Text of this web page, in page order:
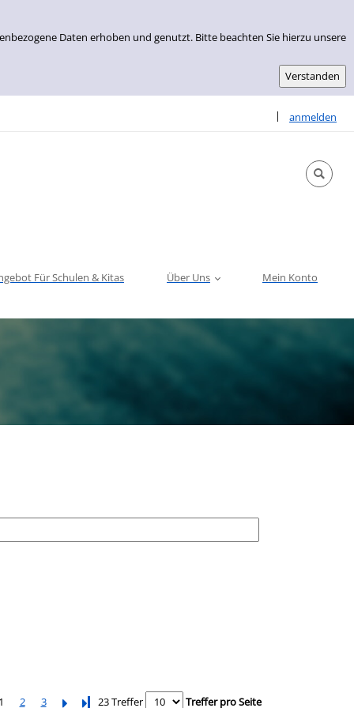
Daten erhoben und genutzt. Bitte beachten Sie hierzu unsere
| anmelden
Sprache
Für Schulen & Kitas Über Uns Mein Konto
1 2 3 Letzte Seite
23 Treffer Treffer pro Seite